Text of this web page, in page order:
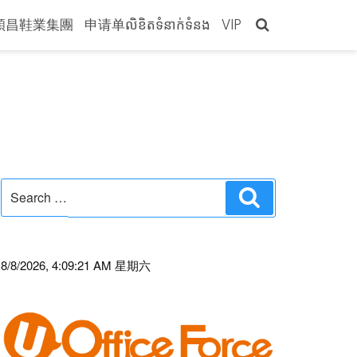
昌鞋業集團 申请单លិខិតទំនាក់ទំនង VIP
for:
8/8/2026, 4:09:21 AM 星期六